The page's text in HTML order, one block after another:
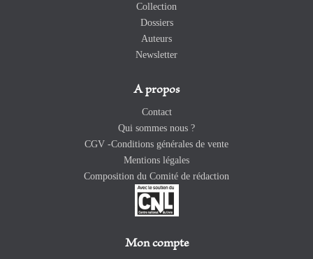
Collection
Dossiers
Auteurs
Newsletter
A propos
Contact
Qui sommes nous ?
CGV -Conditions générales de vente
Mentions légales
Composition du Comité de rédaction
Mon compte